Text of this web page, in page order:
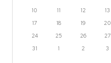
10
11 12 13
17
18 19 20
24
25 26 27
31
1 2 3